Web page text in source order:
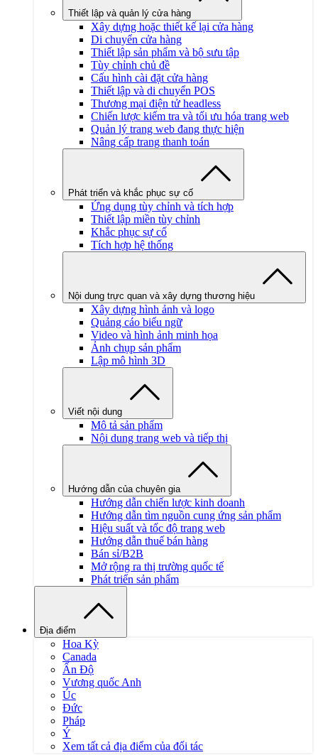
Thiết lập và quản lý cửa hàng
Xây dựng hoặc thiết kế lại cửa hàng
Di chuyển cửa hàng
Thiết lập sản phẩm và bộ sưu tập
Tùy chỉnh chủ đề
Cấu hình cài đặt cửa hàng
Thiết lập và di chuyển POS
Thương mại điện tử headless
Chiến lược kiểm tra và tối ưu hóa trang web
Quản lý trang web đang thực hiện
Nâng cấp trang thanh toán
Phát triển và khắc phục sự cố
Ứng dụng tùy chỉnh và tích hợp
Thiết lập miền tùy chỉnh
Khắc phục sự cố
Tích hợp hệ thống
Nội dung trực quan và xây dựng thương hiệu
Xây dựng hình ảnh và logo
Quảng cáo biểu ngữ
Video và hình ảnh minh họa
Ảnh chụp sản phẩm
Lập mô hình 3D
Viết nội dung
Mô tả sản phẩm
Nội dung trang web và tiếp thị
Hướng dẫn của chuyên gia
Hướng dẫn chiến lược kinh doanh
Hướng dẫn tìm nguồn cung ứng sản phẩm
Hiệu suất và tốc độ trang web
Hướng dẫn thuế bán hàng
Bán sỉ/B2B
Mở rộng ra thị trường quốc tế
Phát triển sản phẩm
Địa điểm
Hoa Kỳ
Canada
Ấn Độ
Vương quốc Anh
Úc
Đức
Pháp
Ý
Xem tất cả địa điểm của đối tác